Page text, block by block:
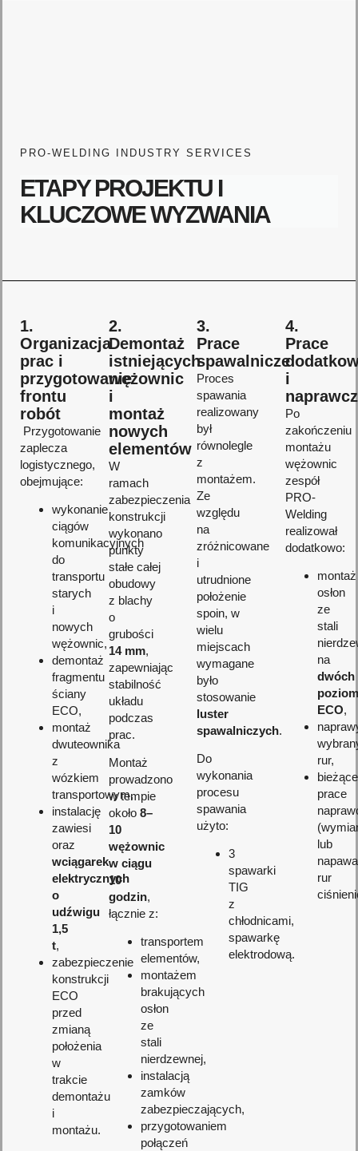
PRO-WELDING INDUSTRY SERVICES
ETAPY PROJEKTU I
KLUCZOWE WYZWANIA
1.
Organizacja
prac i
przygotowanie
frontu
robót
Przygotowanie
zaplecza
logistycznego,
obejmujące:
wykonanie
ciągów
komunikacyjnych
do
transportu
starych
i
nowych
wężownic,
demontaż
fragmentu
ściany
ECO,
montaż
dwuteownika
z
wózkiem
transportowym,
instalację
zawiesi
oraz
wciągarek
elektrycznych
o
udźwigu
1,5
t,
zabezpieczenie
konstrukcji
ECO
przed
zmianą
położenia
w
trakcie
demontażu
i
montażu.
2.
Demontaż
istniejących
wężownic
i
montaż
nowych
elementów
W
ramach
zabezpieczenia
konstrukcji
wykonano
punkty
stałe całej
obudowy
z blachy
o
grubości
14 mm,
zapewniając
stabilność
układu
podczas
prac.
Montaż
prowadzono
w tempie
około 8–
10
wężownic
w ciągu
10
godzin,
łącznie z:
transportem
elementów,
montażem
brakujących
osłon
ze
stali
nierdzewnej,
instalacją
zamków
zabezpieczających,
przygotowaniem
połączeń
3.
Prace
spawalnicze
Proces
spawania
realizowany
był
równolegle
z
montażem.
Ze
względu
na
zróżnicowane
i
utrudnione
położenie
spoin, w
wielu
miejscach
wymagane
było
stosowanie
luster
spawalniczych.
Do
wykonania
procesu
spawania
użyto:
3
spawarki
TIG
z
chłodnicami,
spawarkę
elektrodową.
4.
Prace
i
Po
zakończeniu
montażu
wężownic
zespół
PRO-
Welding
realizował
dodatkowo:
montaż
osłon
ze
stali
na
dwóch
ECO,
rur,
bieżące
prace
lub
rur